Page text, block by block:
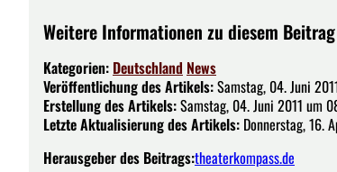
Weitere Informationen zu diesem Beitrag
Kategorien: Deutschland News
Veröffentlichung des Artikels:Samstag, 04. Juni
Erstellung des Artikels:Samstag, 04. Juni 2011 um
Letzte Aktualisierung des Artikels: Donnerstag, 16.
Herausgeber des Beitrags:theaterkompass.de